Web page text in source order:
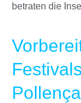
betraten die
Pollença